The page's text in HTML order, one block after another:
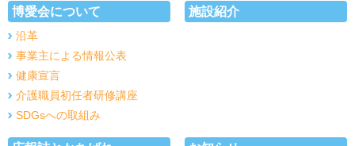
博愛会について
沿革
事業主による情報公表
健康宣言
介護職員初任者研修講座
SDGsへの取組み
施設紹介